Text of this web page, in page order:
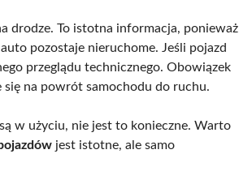
drodze. To istotna informacja, ponieważ
pozostaje nieruchome. Jeśli pojazd
przeglądu technicznego. Obowiązek
się na powrót samochodu do ruchu.
w użyciu, nie jest to konieczne. Warto
jest istotne, ale samo